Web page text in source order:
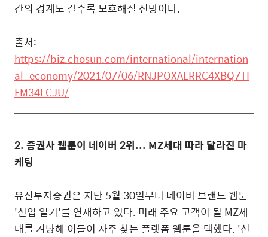
간의 경계도 갈수록 모호해질 전망이다.
출처:
https://biz.chosun.com/international/internation
al_economy/2021/07/06/RNJPOXALRRC4XBQ7TI
FM34LCJU/
2.증권사 웹툰이 네이버 2위... MZ세대 따라 달라진 마
케팅
유진투자증권은 지난 5월 30일부터 네이버 브랜드 웹툰
'신입 일기'를 연재하고 있다. 미래 주요 고객이 될 MZ세
대를 겨냥해 이들이 자주 찾는 플랫폼 웹툰을 택했다. '신